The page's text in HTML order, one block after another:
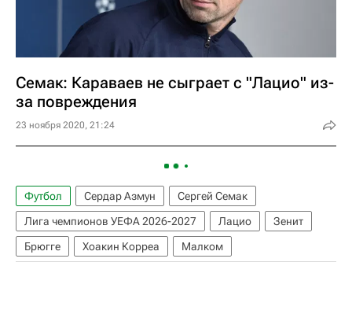
Семак: Караваев не сыграет с "Лацио" из-
за повреждения
23 ноября 2020, 21:24
Футбол Сердар Азмун
Сергей Семак
Лига чемпионов УЕФА 2026-2027
Лацио
Зенит
Брюгге
Хоакин Корреа Малком